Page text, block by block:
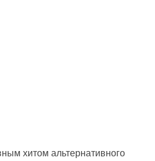
хитом альтернативного